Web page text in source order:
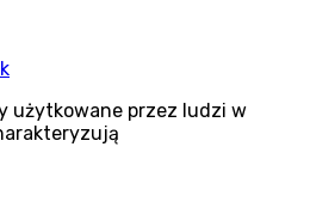
użytkowane przez ludzi w